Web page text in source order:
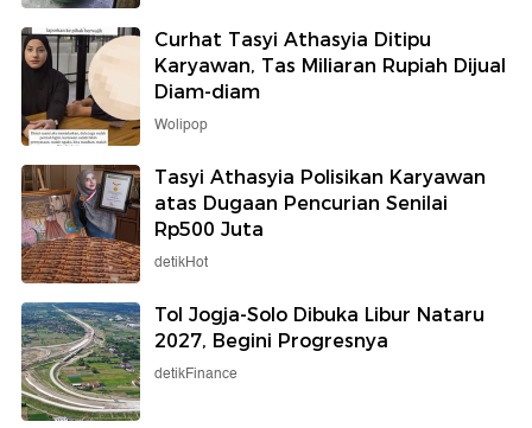
Curhat Tasyi Athasyia Ditipu
Karyawan, Tas Miliaran Rupiah Dijual
Diam-diam
Wolipop
Tasyi Athasyia Polisikan Karyawan
atas Dugaan Pencurian Senilai
Rp500 Juta
detikHot
Tol Jogja-Solo Dibuka Libur Nataru
2027, Begini Progresnya
detikFinance